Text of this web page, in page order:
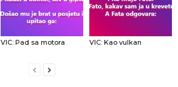
VIC: Pad sa motora VIC: Kao vulkan